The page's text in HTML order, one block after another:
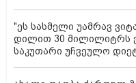
"ეს სასმელი უამრავ
დილით 30 მილილიტრს
საკუთარი უჩვეულო